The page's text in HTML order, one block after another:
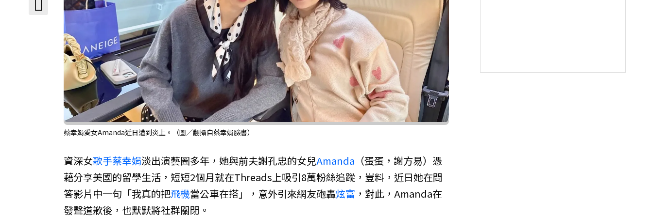
蔡幸娟愛女Amanda近日遭到炎上。（圖／翻攝自蔡幸娟臉書）
資深女歌手蔡幸娟淡出演藝圈多年，她與前夫謝孔忠的女兒Amanda （蛋蛋，謝方易）憑
藉分享美國的留學生活，短短2個月就在Threads上吸引8萬粉絲追蹤，豈料，近日她在問
答影片中一句「我真的把飛機當公車在搭」，意外引來網友砲轟炫富 ，對此，Amanda在
發聲道歉後，也默默將社群關閉。